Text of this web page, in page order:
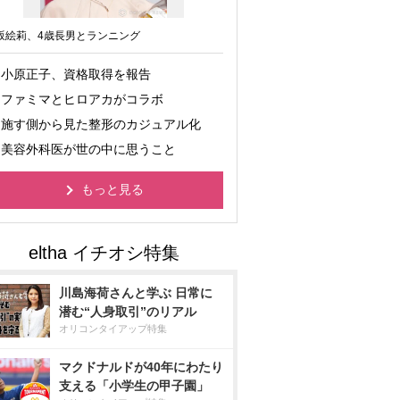
絵莉、4歳長男とランニング
小原正子、資格取得を報告
ファミマとヒロアカがコラボ
施す側から見た整形のカジュアル化
美容外科医が世の中に思うこと
もっと見る
川島海荷さんと学ぶ 日常に
潜む“人身取引”のリアル
オリコンタイアップ特集
マクドナルドが40年にわたり
支える「小学生の甲子園」